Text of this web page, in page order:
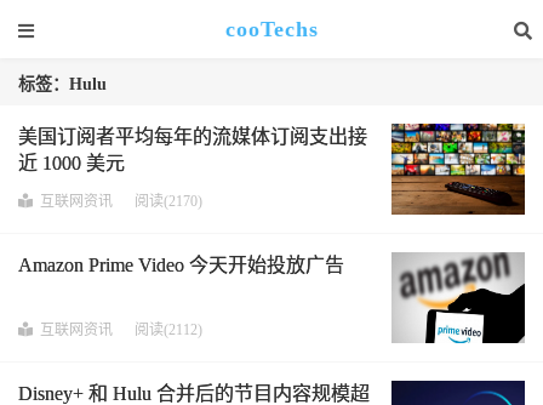
cooTechs
标签：Hulu
美国订阅者平均每年的流媒体订阅支出接
近 1000 美元
互联网资讯 阅读(2170)
Amazon Prime Video 今天开始投放广告
互联网资讯 阅读(2112)
Disney+ 和 Hulu 合并后的节目内容规模超